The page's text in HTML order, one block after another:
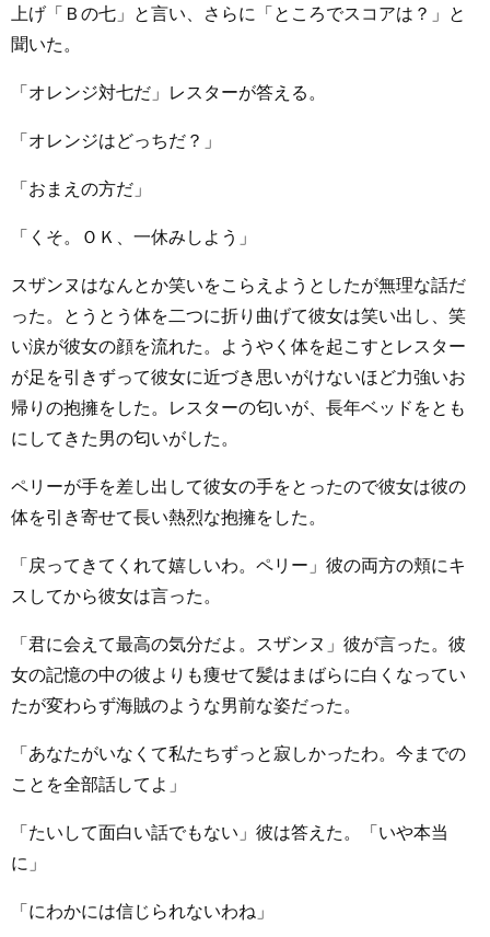
上げ「Ｂの七」と言い、さらに「ところでスコアは？」と
聞いた。
「オレンジ対七だ」レスターが答える。
「オレンジはどっちだ？」
「おまえの方だ」
「くそ。ＯＫ、一休みしよう」
スザンヌはなんとか笑いをこらえようとしたが無理な話だ
った。とうとう体を二つに折り曲げて彼女は笑い出し、笑
い涙が彼女の顔を流れた。ようやく体を起こすとレスター
が足を引きずって彼女に近づき思いがけないほど力強いお
帰りの抱擁をした。レスターの匂いが、長年ベッドをとも
にしてきた男の匂いがした。
ペリーが手を差し出して彼女の手をとったので彼女は彼の
体を引き寄せて長い熱烈な抱擁をした。
「戻ってきてくれて嬉しいわ。ペリー」彼の両方の頬にキ
スしてから彼女は言った。
「君に会えて最高の気分だよ。スザンヌ」彼が言った。彼
女の記憶の中の彼よりも痩せて髪はまばらに白くなってい
たが変わらず海賊のような男前な姿だった。
「あなたがいなくて私たちずっと寂しかったわ。今までの
ことを全部話してよ」
「たいして面白い話でもない」彼は答えた。「いや本当
に」
「にわかには信じられないわね」